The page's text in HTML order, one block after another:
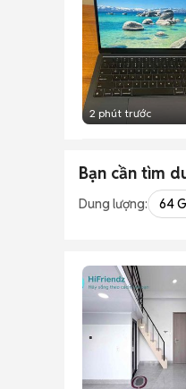
2 phút trước
Bạn cần tìm
Dung lượng: 64